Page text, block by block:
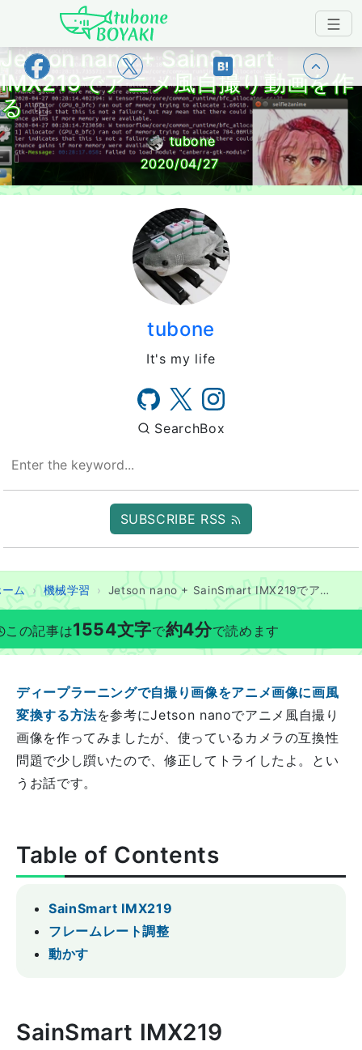
Japanese IT Developer's Blog tubone
Jetson nano + SainSmart
IMX219でアニメ風自撮り動画を作
る
tubone
2020/04/27
tubone
It's my life
SearchBox
SUBSCRIBE RSS
ーム 機械学習 Jetson nano + SainSmart IMX219でアニメ風自撮り動画を作る
この記事は1554文字で約4分で読めます
ディープラーニングで自撮り画像をアニメ画像に画風
変換する方法を参考にJetson nanoでアニメ風自撮り
画像を作ってみましたが、使っているカメラの互換性
問題で少し躓いたので、修正してトライしたよ。とい
うお話です。
Table of Contents
SainSmart IMX219
フレームレート調整
動かす
SainSmart IMX219
トップ